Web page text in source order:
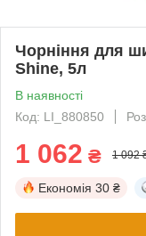
Чорніння для
Shine, 5л
В наявності
Код: LI_880850
1 062 ₴ 1 092
Економія 30 ₴